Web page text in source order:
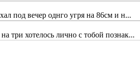
под вечер однго угря на 86см и н...
три хотелось лично с тобой познак...